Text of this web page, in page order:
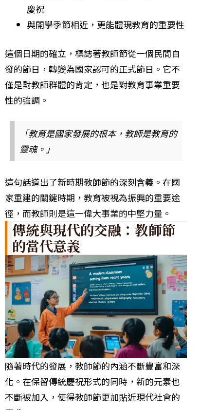
慶祝
與開學季節相近，更能體現教育的重要性
這個日期的確立，標誌著教師節從一個民間自
發的節日，轉變為國家認可的正式節日。它不
僅是對教師群體的肯定，也是對教育事業重要
性的強調。
「教育是國家發展的根本，教師是教育的
靈魂。」
這句話道出了新時期教師節的深刻含義。在國
家重建的關鍵時期，教育被視為振興的重要途
徑，而教師則是這一偉大事業的中堅力量。
傳統與現代的交融：教師節
的當代意義
隨著時代的發展，教師節的內涵不斷豐富和深
化。在保留傳統慶祝形式的同時，新的元素也
不斷被加入，使得教師節更加貼近現代社會的